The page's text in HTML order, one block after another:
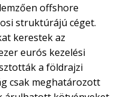
offshore
struktúrájú céget.
kerestek az
eurós kezelési
a földrajzi
csak meghatározott